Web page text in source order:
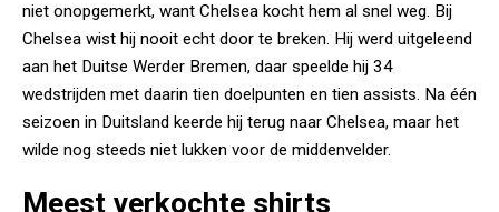
niet onopgemerkt, want Chelsea kocht hem al snel weg. Bij
Chelsea wist hij nooit echt door te breken. Hij werd uitgeleend
aan het Duitse Werder Bremen, daar speelde hij 34
wedstrijden met daarin tien doelpunten en tien assists. Na één
seizoen in Duitsland keerde hij terug naar Chelsea, maar het
wilde nog steeds niet lukken voor de middenvelder.
Meest verkochte shirts